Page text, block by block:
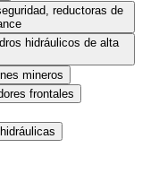
reductoras de
hidráulicos de alta
mineros
frontales